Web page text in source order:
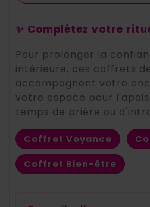
✨ Complétez votre
Pour prolonger la
intérieure, ces coffrets
accompagnent votre
votre espace pour
temps de prière ou
Coffret Voyance
Coffret Bien-être